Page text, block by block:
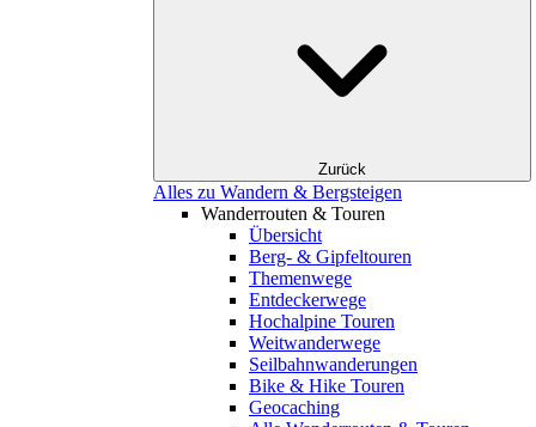
Zurück
Alles zu Wandern & Bergsteigen
Wanderrouten & Touren
Übersicht
Berg- & Gipfeltouren
Themenwege
Entdeckerwege
Hochalpine Touren
Weitwanderwege
Seilbahnwanderungen
Bike & Hike Touren
Geocaching